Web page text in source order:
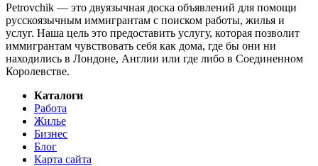
Petrovchik — это двуязычная доска объявлений для помощи
русскоязычным иммигрантам с поиском работы, жилья и
услуг. Наша цель это предоставить услугу, которая позволит
иммигрантам чувствовать себя как дома, где бы они ни
находились в Лондоне, Англии или где либо в Соединенном
Королевстве.
Каталоги
Работа
Жилье
Бизнес
Блог
Карта сайта